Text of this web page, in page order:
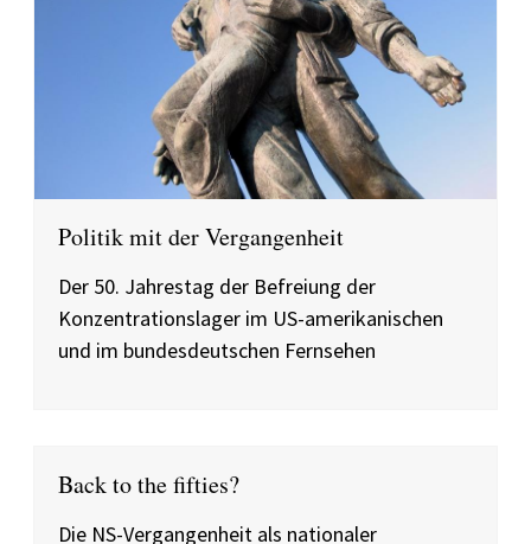
Politik mit der Vergangenheit
Der 50. Jahrestag der Befreiung der
Konzentrationslager im US-amerikanischen
und im bundesdeutschen Fernsehen
Back to the fifties?
Die NS-Vergangenheit als nationaler